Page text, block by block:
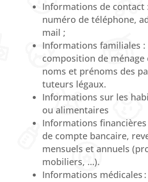
Informations de contact
numéro de téléphone,
mail ;
Informations familiales :
composition de ménage
noms et prénoms des
tuteurs légaux.
Informations sur les
ou alimentaires
Informations
de compte bancaire,
mensuels et annuels
mobiliers, …).
Informations médicales :